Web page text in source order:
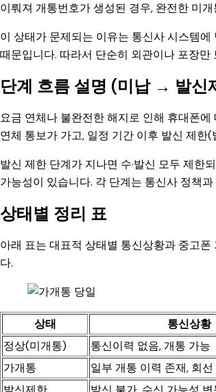
이뤄져 개통번호가 생성된 경우, 완전한 미
이 상태가 문제되는 이유는 통신사 시스템
때문입니다. 따라서 단순히 외관이나 포장만
단계 흐름 설명 (미납 → 발
요금 연체나 불완전한 해지로 인해 휴대폰
연체 통보가 가고, 일정 기간 이후 발신 제한
발신 제한 단계가 지나면 수·발신 모두 제한
가능성이 있습니다. 각 단계는 통신사 정책
상태별 정리 표
아래 표는 대표적 상태별 통신상황과 중고
다.
상태 통신상황
정상(미개통)
통신이력 없음, 개통 가능
가개통
일부 개통 이력 존재, 회